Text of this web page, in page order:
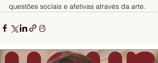
questões sociais e afetivas através da arte.